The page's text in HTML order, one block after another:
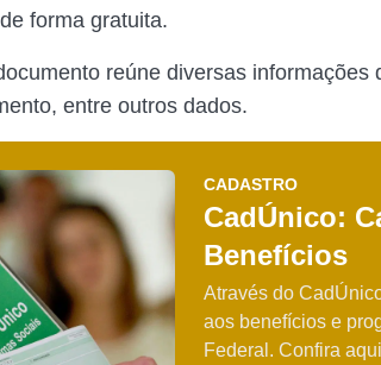
forma gratuita.
reúne diversas informações
entre outros dados.
CADASTRO
CadÚnico:
Benefícios
Através do
aos benefícios e
Federal. Confira